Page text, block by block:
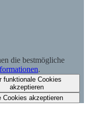
die bestmögliche
.
funktionale Cookies
akzeptieren
Cookies akzeptieren